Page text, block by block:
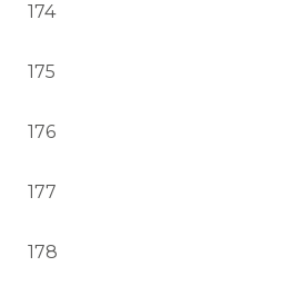
174
175
176
177
178